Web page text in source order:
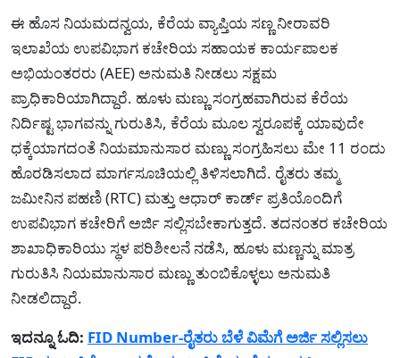
ಈ ಹೊಸ ನಿಯಮದನ್ವಯ, ಕೆರೆಯ ವ್ಯಾಪ್ತಿಯ ಸಣ್ಣ ನೀರಾವರಿ
ಇಲಾಖೆಯ ಉಪವಿಭಾಗ ಕಚೇರಿಯ ಸಹಾಯಕ ಕಾರ್ಯಪಾಲಕ
ಅಭಿಯಂತರರು (AEE) ಅನುಮತಿ ನೀಡಲು ಸಕ್ಷಮ
ಪ್ರಾಧಿಕಾರಿಯಾಗಿದ್ದಾರೆ. ಹೂಳು ಮಣ್ಣು ಸಂಗ್ರಹವಾಗಿರುವ ಕೆರೆಯ
ನಿರ್ದಿಷ್ಟ ಭಾಗವನ್ನು ಗುರುತಿಸಿ, ಕೆರೆಯ ಮೂಲ ಸ್ವರೂಪಕ್ಕೆ ಯಾವುದೇ
ಧಕ್ಕೆಯಾಗದಂತೆ ನಿಯಮಾನುಸಾರ ಮಣ್ಣು ಸಂಗ್ರಹಿಸಲು ಮೇ 11 ರಂದು
ಹೊರಡಿಸಲಾದ ಮಾರ್ಗಸೂಚಿಯಲ್ಲಿ ತಿಳಿಸಲಾಗಿದೆ. ರೈತರು ತಮ್ಮ
ಜಮೀನಿನ ಪಹಣಿ (RTC) ಮತ್ತು ಆಧಾರ್ ಕಾರ್ಡ್ ಪ್ರತಿಯೊಂದಿಗೆ
ಉಪವಿಭಾಗ ಕಚೇರಿಗೆ ಅರ್ಜಿ ಸಲ್ಲಿಸಬೇಕಾಗುತ್ತದೆ. ತದನಂತರ ಕಚೇರಿಯ
ಶಾಖಾಧಿಕಾರಿಯು ಸ್ಥಳ ಪರಿಶೀಲನೆ ನಡೆಸಿ, ಹೂಳು ಮಣ್ಣನ್ನು ಮಾತ್ರ
ಗುರುತಿಸಿ ನಿಯಮಾನುಸಾರ ಮಣ್ಣು ತುಂಬಿಕೊಳ್ಳಲು ಅನುಮತಿ
ನೀಡಲಿದ್ದಾರೆ.
ಇದನ್ನೂ ಓದಿ: FID Number-ರೈತರು ಬೆಳೆ ವಿಮೆಗೆ ಅರ್ಜಿ ಸಲ್ಲಿಸಲು